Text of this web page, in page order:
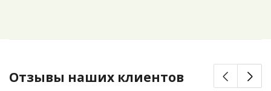
Отзывы наших клиентов